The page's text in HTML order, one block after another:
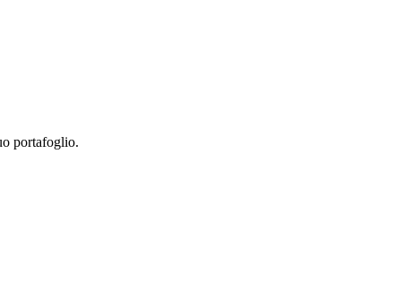
portafoglio.